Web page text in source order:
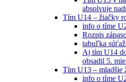
absolvuje
Tím U14 – žiačky
info o tíme
Rozpis
tabuľka
Aj tím U14
obsadil 5.
Tím U13 – mladšie
info o tíme